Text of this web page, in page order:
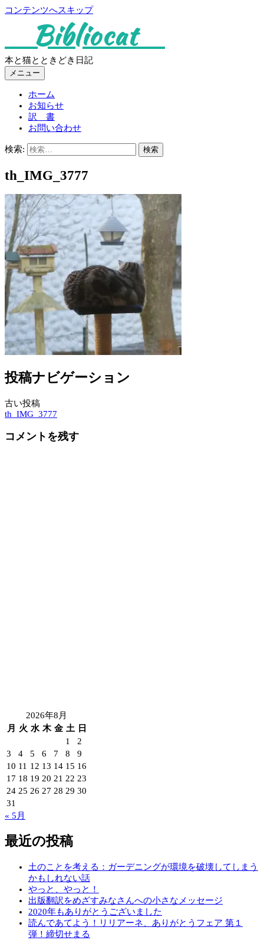
コンテンツへスキップ
Bibliocat
本と猫とときどき日記
メニュー
ホーム
お知らせ
訳 書
お問い合わせ
検索:
th_IMG_3777
投稿ナビゲーション
古い投稿
th_IMG_3777
コメントを残す
2026年8月
月
火 水 木 金 土
日
1
2
3
4 5 6 7 8
9
10 11 12 13 14 15 16
17 18 19 20 21 22 23
24 25 26 27 28 29 30
31
« 5月
最近の投稿
土のことを考える：ガーデニングが環境を破壊してしまう
かもしれない話
やっと、やっと！
出版翻訳をめざすみなさんへの小さなメッセージ
2020年もありがとうございました
読んであてよう！リリアーネ、ありがとうフェア 第１
弾！締切せまる